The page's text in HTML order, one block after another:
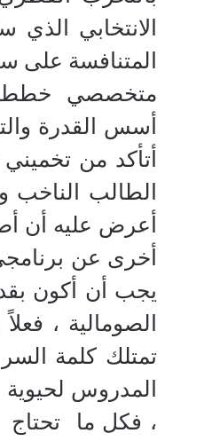
الانتخابي
المتنافسة
متخصصي خطط ، و
أسس القدرة
أتأكد من
الطالب
أعرض عليه أن
أخرى عن
يجب أن أكون
الصومالية ،
تمتلك كلمة
المدروس
، فكل ما تحتاج